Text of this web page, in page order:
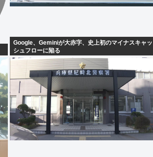
Google、Geminiが大赤字、史上初のマイナスキャッ
シュフローに陥る